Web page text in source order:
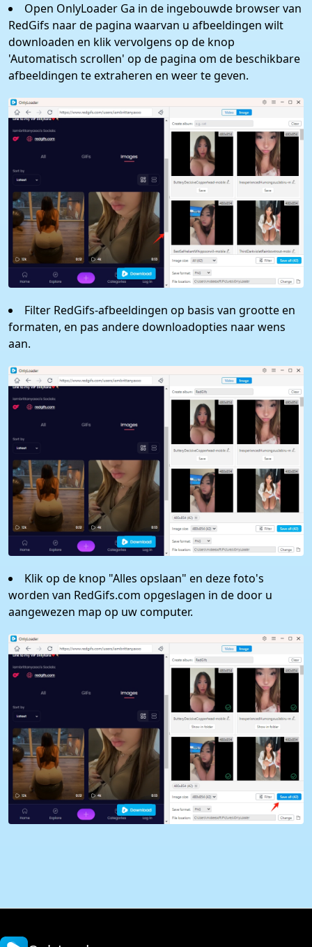
Open OnlyLoader Ga in de ingebouwde browser van
RedGifs naar de pagina waarvan u afbeeldingen wilt
downloaden en klik vervolgens op de knop
'Automatisch scrollen' op de pagina om de beschikbare
afbeeldingen te extraheren en weer te geven.
Filter RedGifs-afbeeldingen op basis van grootte en
formaten, en pas andere downloadopties naar wens
aan.
Klik op de knop "Alles opslaan" en deze foto's
worden van RedGifs.com opgeslagen in de door u
aangewezen map op uw computer.